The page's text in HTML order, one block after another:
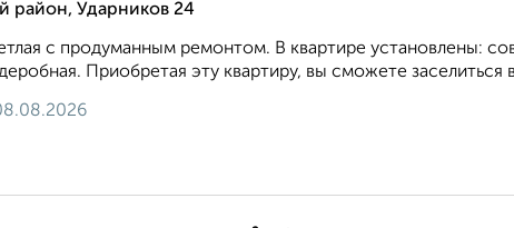
район, Ударников 24
с продуманным ремонтом. В квартире установлены:
Приобретая эту квартиру, вы сможете